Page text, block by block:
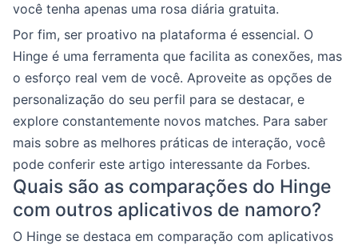
você tenha apenas uma rosa diária gratuita.
Por fim, ser proativo na plataforma é essencial. O
Hinge é uma ferramenta que facilita as conexões, mas
o esforço real vem de você. Aproveite as opções de
personalização do seu perfil para se destacar, e
explore constantemente novos matches. Para saber
mais sobre as melhores práticas de interação, você
pode conferir este artigo interessante da Forbes.
Quais são as comparações do Hinge
com outros aplicativos de namoro?
O Hinge se destaca em comparação com aplicativos